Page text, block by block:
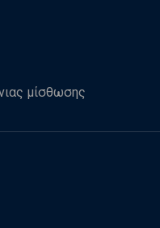
μίσθωσης